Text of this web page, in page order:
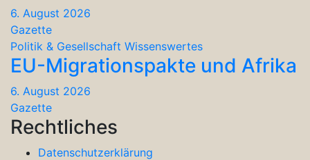
6. August 2026
Gazette
Politik & Gesellschaft Wissenswertes
EU-Migrationspakte und Afrika
6. August 2026
Gazette
Rechtliches
Datenschutzerklärung